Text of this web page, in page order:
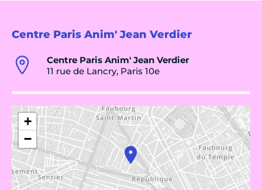
Centre Paris Anim' Jean Verdier
Centre Paris Anim' Jean Verdier
11 rue de Lancry, Paris 10e
+
−